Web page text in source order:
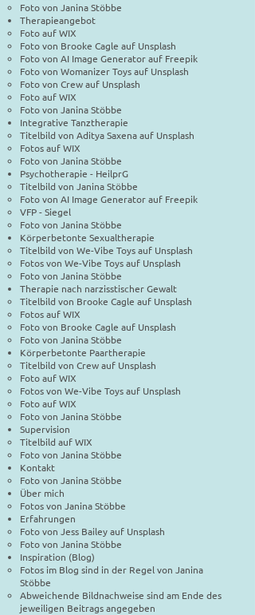
Foto von Janina Stöbbe
Therapieangebot
Foto auf WIX
Foto von Brooke Cagle auf Unsplash
Foto von AI Image Generator auf Freepik
Foto von Womanizer Toys auf Unsplash
Foto von Crew auf Unsplash
Foto auf WIX
Foto von Janina Stöbbe
Integrative Tanztherapie
Titelbild von Aditya Saxena auf Unsplash
Fotos auf WIX
Foto von Janina Stöbbe
Psychotherapie - HeilprG
Titelbild von Janina Stöbbe
Foto von AI Image Generator auf Freepik
VFP - Siegel
Foto von Janina Stöbbe
Körperbetonte Sexualtherapie
Titelbild von We-Vibe Toys auf Unsplash
Fotos von We-Vibe Toys auf Unsplash
Foto von Janina Stöbbe
Therapie nach narzisstischer Gewalt
Titelbild von Brooke Cagle auf Unsplash
Fotos auf WIX
Foto von Brooke Cagle auf Unsplash
Foto von Janina Stöbbe
Körperbetonte Paartherapie
Titelbild von Crew auf Unsplash
Foto auf WIX
Fotos von We-Vibe Toys auf Unsplash
Foto auf WIX
Foto von Janina Stöbbe
Supervision
Titelbild auf WIX
Foto von Janina Stöbbe
Kontakt
Foto von Janina Stöbbe
Über mich
Fotos von Janina Stöbbe
Erfahrungen
Foto von Jess Bailey auf Unsplash
Foto von Janina Stöbbe
Inspiration (Blog)
Fotos im Blog sind in der Regel von Janina
Stöbbe
Abweichende Bildnachweise sind am Ende des
jeweiligen Beitrags angegeben